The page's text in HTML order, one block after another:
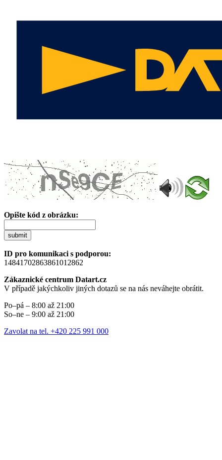
Opište kód z obrázku:
submit
ID pro komunikaci s podporou:
14841702863861012862
Zákaznické centrum Datart.cz
V případě jakýchkoliv jiných dotazů se na nás neváhejte obrátit.
Po–pá – 8:00 až 21:00
So–ne – 9:00 až 21:00
Zavolat na tel. +420 225 991 000